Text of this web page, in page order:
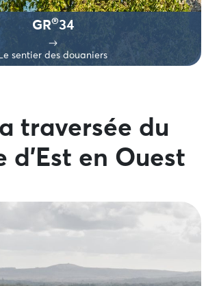
GR®34
Le sentier des douaniers
traversée du
d’Est en Ouest